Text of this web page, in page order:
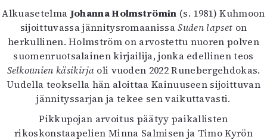
Lehdet
2–3/2026
1/2026
6/2025
5/2025 saame
Lehtiarkisto
Alkuasetelma Johanna Holmströmin (s. 1981) Kuhmoon
sijoittuvassa jännitysromaanissaSuden lapset on
herkullinen. Holmström on arvostettu nuoren polven
suomenruotsalainen kirjailija, jonka edellinen teos
Selkounien käsikirjaoli vuoden 2022 Runebergehdokas.
Uudella teoksella hän aloittaa Kainuuseen sijoittuvan
jännityssarjan ja tekee sen vaikuttavasti.
Pikkupojan arvoitus päätyy paikallisten
rikoskonstaapelien Minna Salmisen ja Timo Kyrön